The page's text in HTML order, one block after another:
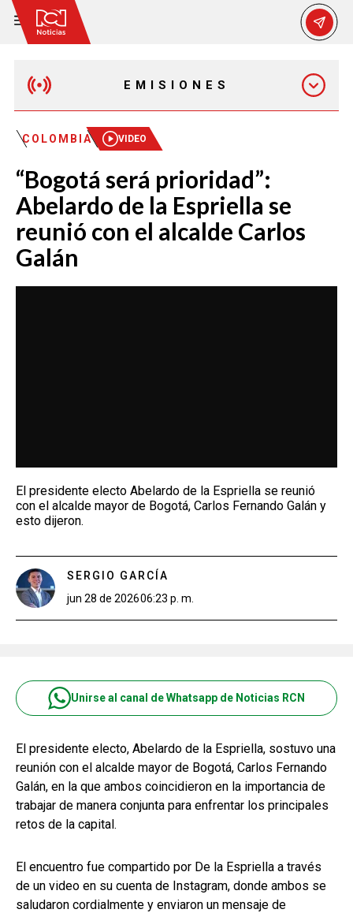
EMISIONES
MAÑANA EXPRESS
EMISIÓN 12:30 PM
EMISIÓN 7:00 PM
EMISIÓN 11:30 PM
COLOMBIA VIDEO
“Bogotá será prioridad”:
Abelardo de la Espriella se
reunió con el alcalde Carlos
Galán
El presidente electo Abelardo de la Espriella se reunió
con el alcalde mayor de Bogotá, Carlos Fernando Galán y
esto dijeron.
SERGIO GARCÍA
jun 28 de 202606:23 p. m.
Unirse al canal de Whatsapp de Noticias RCN
El presidente electo, Abelardo de la Espriella, sostuvo una
reunión con el alcalde mayor de Bogotá, Carlos Fernando
Galán, en la que ambos coincidieron en la importancia de
trabajar de manera conjunta para enfrentar los principales
retos de la capital.
El encuentro fue compartido por De la Espriella a través
de un video en su cuenta de Instagram, donde ambos se
saludaron cordialmente y enviaron un mensaje de